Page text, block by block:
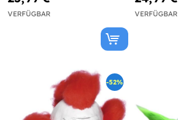
VERFÜGBAR VERFÜGBAR
-52%